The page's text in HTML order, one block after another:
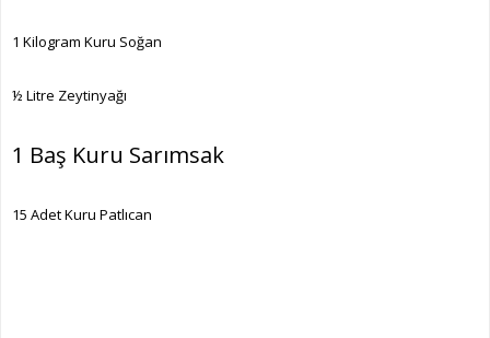
1 Kilogram Kuru Soğan
½ Litre Zeytinyağı
1 Baş Kuru Sarımsak
15 Adet Kuru Patlıcan